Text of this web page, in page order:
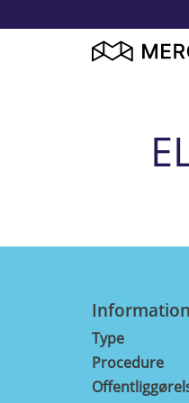
Information
Type
Procedure